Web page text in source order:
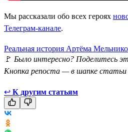
Мы рассказали обо всех героях
Телеграм-канале.
Реальная история Артёма
🚩 Было интересно? Поделитесь
Кнопка репоста — в шапке статьи
↩ К другим статьям